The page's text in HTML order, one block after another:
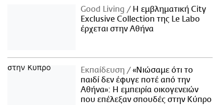
Good Living
Η εμβληματική City
Exclusive Collection της Le Labo
έρχεται στην Αθήνα
Εκπαίδευση
«Νιώσαμε ότι το
παιδί δεν έφυγε ποτέ από την
Αθήνα»: Η εμπειρία οικογενειών
που επέλεξαν σπουδές στην Κύπρο